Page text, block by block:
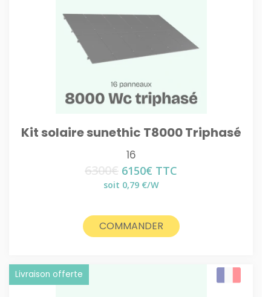
Kit solaire sunethic T8000 Triphasé
16
6300€ Le
prix
6300€.
6150€ Le
prix
6150€.
TTC
soit 0,79 €/W
COMMANDER
Livraison offerte